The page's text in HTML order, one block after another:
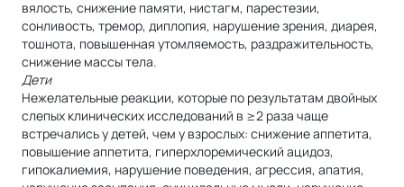
вялость, снижение памяти, нистагм, парестезии,
сонливость, тремор, диплопия, нарушение зрения, диарея,
тошнота, повышенная утомляемость, раздражительность,
снижение массы тела.
Дети
Нежелательные реакции, которые по результатам двойных
слепых клинических исследований в ≥2 раза чаще
встречались у детей, чем у взрослых: снижение аппетита,
повышение аппетита, гиперхлоремический ацидоз,
гипокалиемия, нарушение поведения, агрессия, апатия,